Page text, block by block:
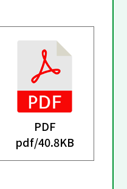
PDF
pdf/40.8KB